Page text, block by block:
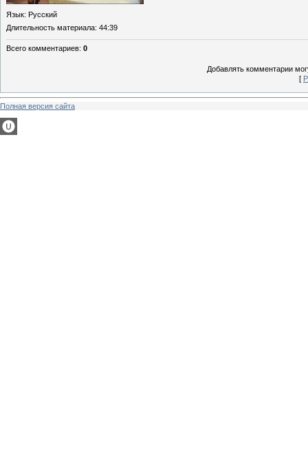
Язык: Русский
Длительность материала: 44:39
Всего комментариев: 0
Добавлять комментарии
[
Полная версия сайта